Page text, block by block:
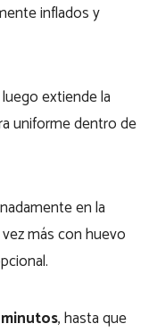
inflados y
extiende la
uniforme dentro de
en la
más con huevo
, hasta que